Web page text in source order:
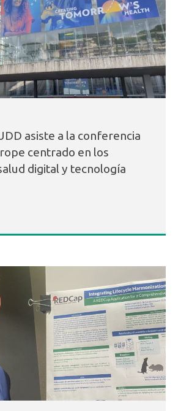
asiste a la conferencia
centrado en los
digital y tecnología